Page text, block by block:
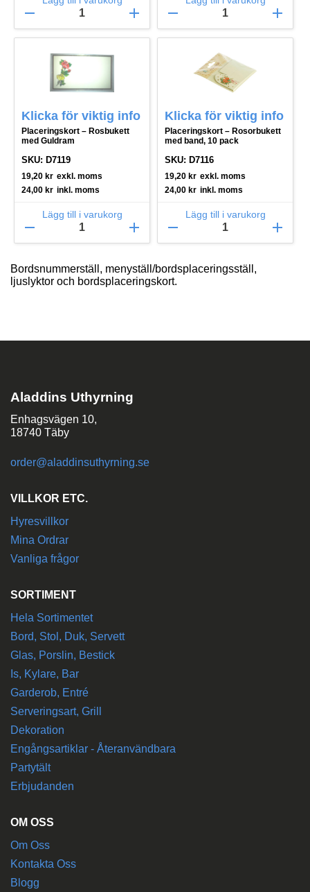
remove add remove add
Klicka för viktig info
Placeringskort – Rosbukett
med Guldram
SKU: D7119
19,20 kr exkl. moms
24,00 kr inkl. moms
Lägg till i varukorg
remove add
Klicka för viktig info
Placeringskort – Rosorbukett
med band, 10 pack
SKU: D7116
19,20 kr exkl. moms
24,00 kr inkl. moms
Lägg till i varukorg
remove add
Bordsnummerställ, menyställ/bordsplaceringsställ,
ljuslyktor och bordsplaceringskort.
Aladdins Uthyrning
Enhagsvägen 10,
18740 Täby
order@aladdinsuthyrning.se
VILLKOR ETC.
Hyresvillkor
Mina Ordrar
Vanliga frågor
SORTIMENT
Hela Sortimentet
Bord, Stol, Duk, Servett
Glas, Porslin, Bestick
Is, Kylare, Bar
Garderob, Entré
Serveringsart, Grill
Dekoration
Engångsartiklar - Återanvändbara
Partytält
Erbjudanden
OM OSS
Om Oss
Kontakta Oss
Blogg